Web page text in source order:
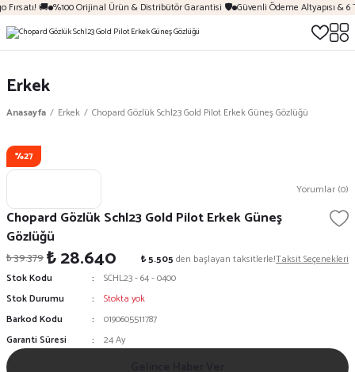
🚚 %100 Orijinal Ürün & Distribütör Garantisi 🛡️ Güvenli Ödeme Altyapısı &
Erkek
Anasayfa Erkek Chopard Gözlük Schl23 Gold Pilot Erkek Güneş Gözlüğü
%27
Yorumlar (0)
Chopard Gözlük Schl23 Gold Pilot Erkek Güneş
Gözlüğü
₺ 39.379₺ 28.640 ₺ 5.505 den başlayan taksitlerle!Taksit Seçenekleri
Stok Kodu
SCHL23 - 64 - 0400
Stok Durumu
Stokta yok
Barkod Kodu
0190605511787
Garanti Süresi
24 Ay